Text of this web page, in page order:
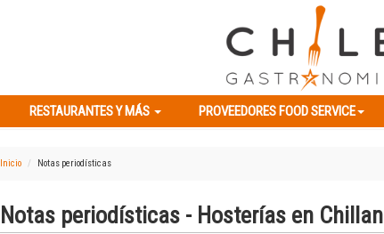
RESTAURANTES Y MÁS PROVEEDORES FOOD SERVICE
PROVEEDORES FOOD SERVICE
Inicio Notas periodísticas
Notas periodísticas - Hosterías en Chillan